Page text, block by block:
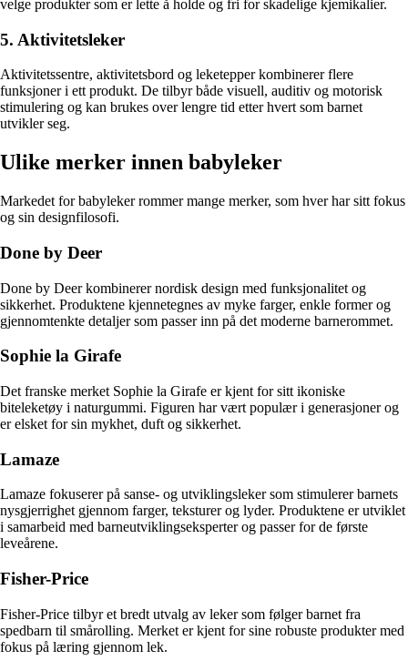
velge produkter som er lette å holde og fri for skadelige kjemikalier.
5. Aktivitetsleker
Aktivitetssentre, aktivitetsbord og leketepper kombinerer flere
funksjoner i ett produkt. De tilbyr både visuell, auditiv og motorisk
stimulering og kan brukes over lengre tid etter hvert som barnet
utvikler seg.
Ulike merker innen babyleker
Markedet for babyleker rommer mange merker, som hver har sitt fokus
og sin designfilosofi.
Done by Deer
Done by Deer kombinerer nordisk design med funksjonalitet og
sikkerhet. Produktene kjennetegnes av myke farger, enkle former og
gjennomtenkte detaljer som passer inn på det moderne barnerommet.
Sophie la Girafe
Det franske merket Sophie la Girafe er kjent for sitt ikoniske
biteleketøy i naturgummi. Figuren har vært populær i generasjoner og
er elsket for sin mykhet, duft og sikkerhet.
Lamaze
Lamaze fokuserer på sanse- og utviklingsleker som stimulerer barnets
nysgjerrighet gjennom farger, teksturer og lyder. Produktene er utviklet
i samarbeid med barneutviklingseksperter og passer for de første
leveårene.
Fisher-Price
Fisher-Price tilbyr et bredt utvalg av leker som følger barnet fra
spedbarn til smårolling. Merket er kjent for sine robuste produkter med
fokus på læring gjennom lek.